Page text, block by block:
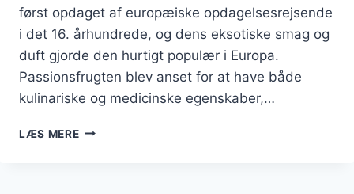
først opdaget af europæiske opdagelsesrejsende
i det 16. århundrede, og dens eksotiske smag og
duft gjorde den hurtigt populær i Europa.
Passionsfrugten blev anset for at have både
kulinariske og medicinske egenskaber,…
LÆS MEREPASSIONSFRUGT